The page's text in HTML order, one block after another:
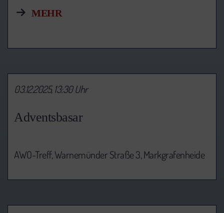
MEHR
Adventsbasar
03.12.2025, 13:30 Uhr
AWO-Treff, Warnemünder Straße 3, Markgrafenheide